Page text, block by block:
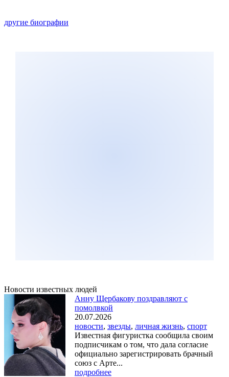
другие биографии
Новости известных людей
Анну Щербакову поздравляют с
помолвкой
20.07.2026
новости, звезды, личная жизнь, спорт
Известная фигуристка сообщила своим
подписчикам о том, что дала согласие
официально зарегистрировать брачный
союз с Арте...
подробнее